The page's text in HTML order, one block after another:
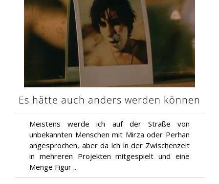
Es hätte auch anders werden können
Meistens werde ich auf der Straße von
unbekannten Menschen mit Mirza oder Perhan
angesprochen, aber da ich in der Zwischenzeit
in mehreren Projekten mitgespielt und eine
Menge Figur ..